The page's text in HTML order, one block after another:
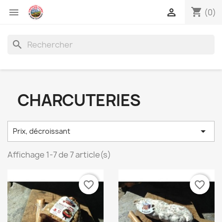
 shopping_cart (0)

search
CHARCUTERIES
Prix, décroissant 
Affichage 1-7 de 7 article(s)
favorite_border favorite_border